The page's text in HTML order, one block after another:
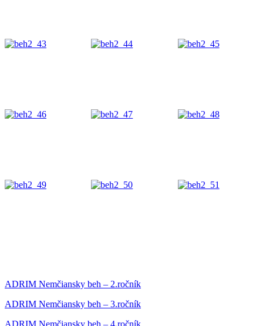
ADRIM Nemčiansky beh – 2.ročník
ADRIM Nemčiansky beh – 3.ročník
ADRIM Nemčiansky beh – 4.ročník